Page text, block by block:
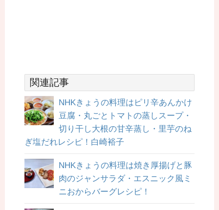
関連記事
NHKきょうの料理はピリ辛あんかけ
豆腐・丸ごとトマトの蒸しスープ・
切り干し大根の甘辛蒸し・里芋のね
ぎ塩だれレシピ！白崎裕子
NHKきょうの料理は焼き厚揚げと豚
肉のジャンサラダ・エスニック風ミ
ニおからバーグレシピ！